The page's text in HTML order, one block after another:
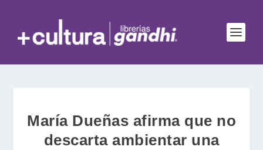
María Dueñas afirma que no
descarta ambientar una